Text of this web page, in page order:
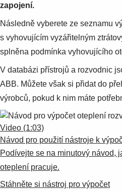
Suggestions
Products
See more products
Shopping list preview
0
zapojení.
Následně vyberete ze seznamu
s vyhovujícím vyzářitelným
splněna podmínka vyhovujícího
V databázi přístrojů a rozvodnic
ABB. Můžete však si přidat do
výrobců, pokud k nim máte
Video (1:03)
Návod pro použití nástroje k
Podívejte se na minutový návod,
oteplení pracuje.
Stáhněte si nástroj pro výpočet